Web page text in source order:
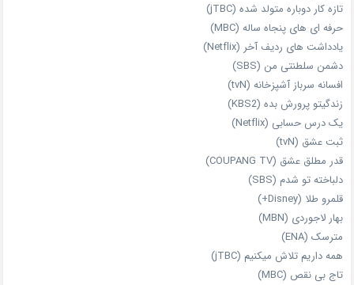
تازه‌ کار دوباره‌ متولد شده (jTBC)
حرفه‌ ای‌ های پنجاه‌ ساله (MBC)
یادداشت‌ های ردیف آخر (Netflix)
دشمن سلطنتی من (SBS)
افسانه سرباز آشپزخانه (tvN)
زندگیتو پرورش بده (KBS2)
یک درس حسابی (Netflix)
ثبت عشق (tvN)
قدر مطلق عشق (COUPANG TV)
دلباخته تو شدم (SBS)
قلمرو طلا (Disney+)
بهار لاجوردی (MBN)
مترسک (ENA)
همه داریم تلاش میکنیم (jTBC)
تاج بی‌ نقص (MBC)